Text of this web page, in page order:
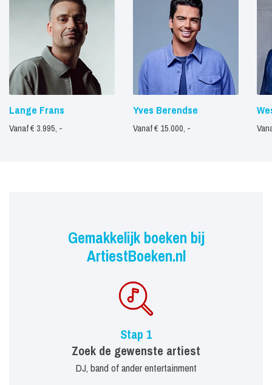
Lange Frans
Vanaf € 3.995, -
Yves Berendse
Vanaf € 15.000, -
Gemakkelijk boeken bij
ArtiestBoeken.nl
Stap 1
Zoek de gewenste artiest
DJ, band of ander entertainment